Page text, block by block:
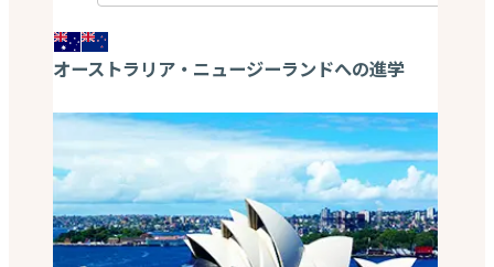
オーストラリア・ニュージーランドへの進学